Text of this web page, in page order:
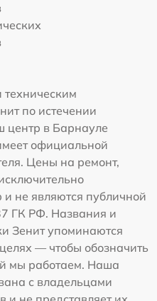
по истечении
центр в Барнауле
официальной
Цены на ремонт,
не являются публичной
ГК РФ. Названия и
Зенит упоминаются
— чтобы обозначить
мы работаем. Наша
с владельцами